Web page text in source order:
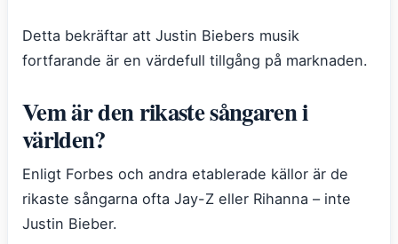
Detta bekräftar att Justin Biebers musik
fortfarande är en värdefull tillgång på marknaden.
Vem är den rikaste sångaren i
världen?
Enligt Forbes och andra etablerade källor är de
rikaste sångarna ofta Jay-Z eller Rihanna – inte
Justin Bieber.